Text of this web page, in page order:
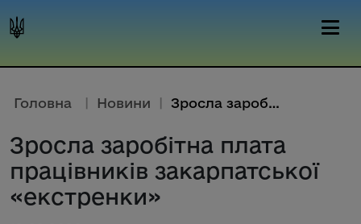
Головна | Новини | Зросла заробітна плата працівн...
Зросла заробітна плата
працівників закарпатської
«екстренки»